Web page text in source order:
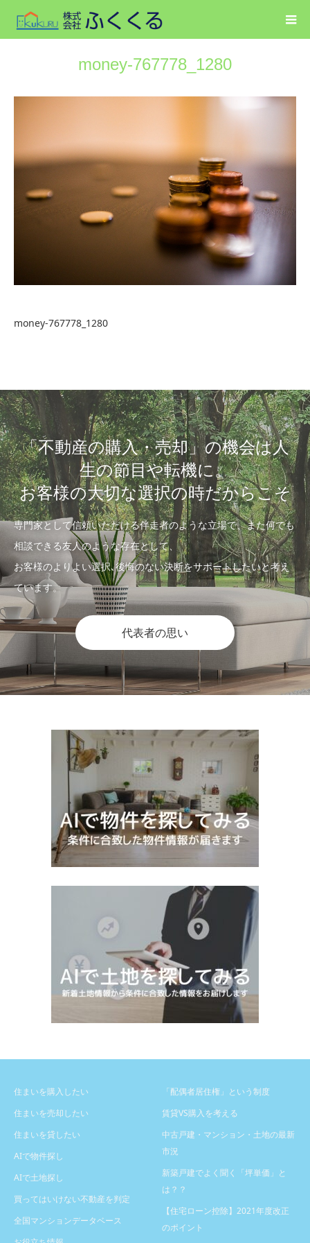
money-767778_1280
money-767778_1280
「不動産の購入・売却」の機会は人
生の節目や転機に。
お客様の大切な選択の時だからこそ
専門家として信頼いただける伴走者のような立場で、また何でも
相談できる友人のような存在として、
お客様のよりよい選択､後悔のない決断をサポートしたいと考え
ています。
代表者の思い
住まいを購入したい
住まいを売却したい
住まいを貸したい
AIで物件探し
AIで土地探し
買ってはいけない不動産を判定
全国マンションデータベース
「配偶者居住権」という制度
賃貸VS購入を考える
中古戸建・マンション・土地の最新
市況
新築戸建でよく聞く「坪単価」と
は？？
【住宅ローン控除】2021年度改正
のポイント